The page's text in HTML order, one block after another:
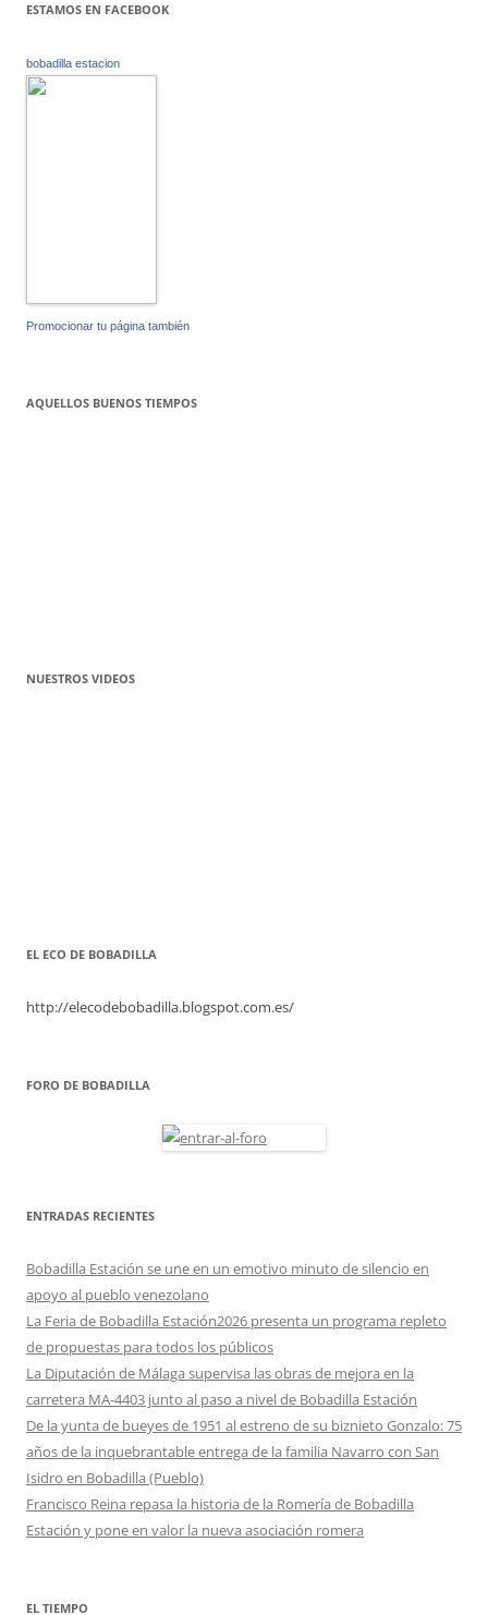
ESTAMOS EN FACEBOOK
bobadilla estacion
Promocionar tu página también
AQUELLOS BUENOS TIEMPOS
NUESTROS VIDEOS
EL ECO DE BOBADILLA
http://elecodebobadilla.blogspot.com.es/
FORO DE BOBADILLA
ENTRADAS RECIENTES
Bobadilla Estación se une en un emotivo minuto de silencio en
apoyo al pueblo venezolano
La Feria de Bobadilla Estación2026 presenta un programa repleto
de propuestas para todos los públicos
La Diputación de Málaga supervisa las obras de mejora en la
carretera MA-4403 junto al paso a nivel de Bobadilla Estación
De la yunta de bueyes de 1951 al estreno de su biznieto Gonzalo: 75
años de la inquebrantable entrega de la familia Navarro con San
Isidro en Bobadilla (Pueblo)
Francisco Reina repasa la historia de la Romería de Bobadilla
Estación y pone en valor la nueva asociación romera
EL TIEMPO